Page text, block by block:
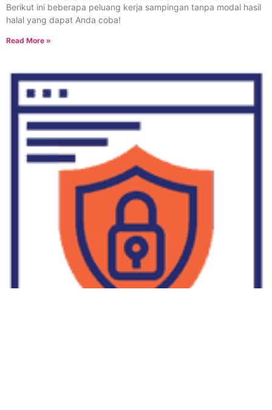
Berikut ini beberapa peluang kerja sampingan tanpa modal hasil
halal yang dapat Anda coba!
Read More »